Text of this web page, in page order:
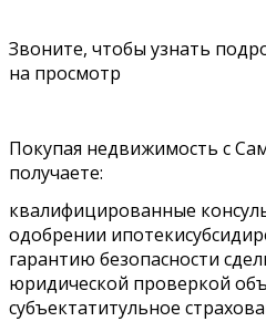
Звоните, чтобы узнать
на просмотр
Покупая недвижимость с
получаете:
квалифицированные
одобрении
гарантию безопасности
юридической проверкой
субъектатитульное